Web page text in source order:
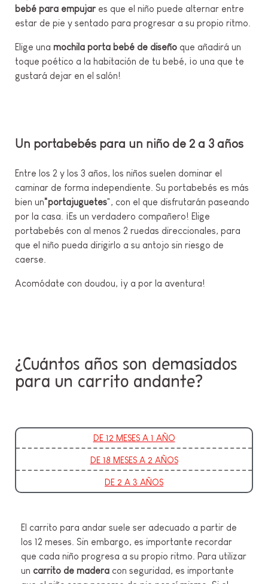
bebé para empujar es que el niño puede alternar entre
estar de pie y sentado para progresar a su propio ritmo.
Elige una mochila porta bebé de diseño que añadirá un
toque poético a la habitación de tu bebé, ¡o una que te
gustará dejar en el salón!
Un portabebés para un niño de 2 a 3 años
Entre los 2 y los 3 años, los niños suelen dominar el
caminar de forma independiente. Su portabebés es más
bien un"portajuguetes", con el que disfrutarán paseando
por la casa. ¡Es un verdadero compañero! Elige
portabebés con al menos 2 ruedas direccionales, para
que el niño pueda dirigirlo a su antojo sin riesgo de
caerse.
Acomódate con doudou, ¡y a por la aventura!
¿Cuántos años son demasiados
para un carrito andante?
DE 12 MESES A 1 AÑO
DE 18 MESES A 2 AÑOS
DE 2 A 3 AÑOS
El carrito para andar suele ser adecuado a partir de
los 12 meses. Sin embargo, es importante recordar
que cada niño progresa a su propio ritmo. Para utilizar
un carrito de madera con seguridad, es importante